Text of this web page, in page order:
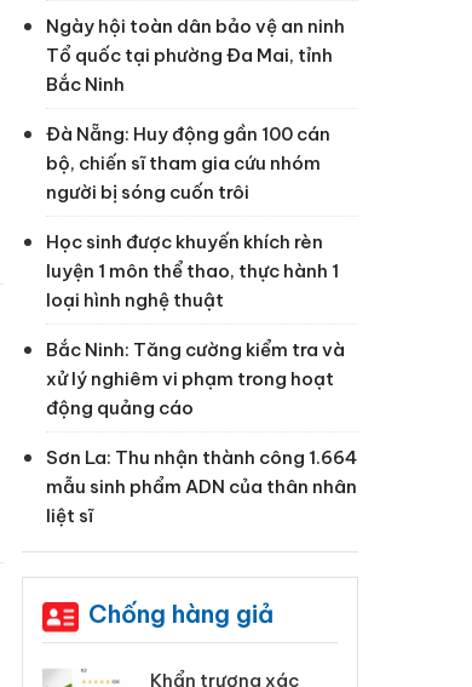
Ngày hội toàn dân bảo vệ an ninh
Tổ quốc tại phường Đa Mai, tỉnh
Bắc Ninh
Đà Nẵng: Huy động gần 100 cán
bộ, chiến sĩ tham gia cứu nhóm
người bị sóng cuốn trôi
Học sinh được khuyến khích rèn
luyện 1 môn thể thao, thực hành 1
loại hình nghệ thuật
Bắc Ninh: Tăng cường kiểm tra và
xử lý nghiêm vi phạm trong hoạt
động quảng cáo
Sơn La: Thu nhận thành công 1.664
mẫu sinh phẩm ADN của thân nhân
liệt sĩ
Chống hàng giả
Khẩn trương xác